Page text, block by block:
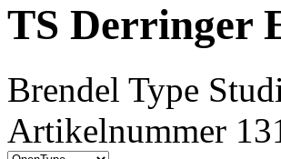
TS Derringer
Brendel Type
Artikelnummer